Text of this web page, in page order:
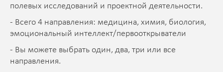
полевых исследований и проектной деятельности.
- Всего 4 направления: медицина, химия, биология,
эмоциональный интеллект/первооткрыватели
- Вы можете выбрать один, два, три или все
направления.